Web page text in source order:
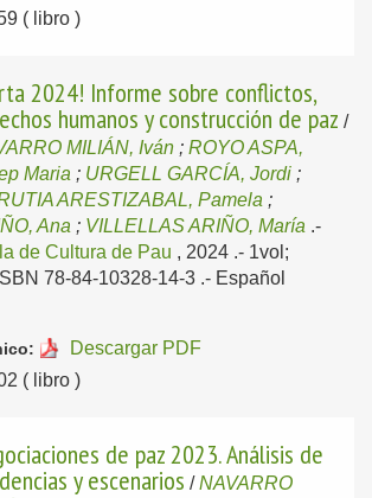
( libro )
2024! Informe sobre conflictos,
humanos y construcción de paz /
MILIÁN, Iván ; ROYO ASPA,
Maria ; URGELL GARCÍA, Jordi ;
ARESTIZABAL, Pamela ;
Ana ; VILLELLAS ARIÑO, María .-
de Cultura de Pau , 2024 .- 1vol;
78-84-10328-14-3 .- Español
Descargar PDF
( libro )
de paz 2023. Análisis de
y escenarios /NAVARRO